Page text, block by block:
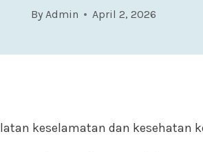
By Admin April 2, 2026